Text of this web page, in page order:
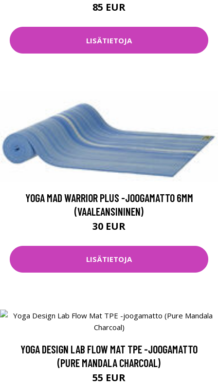
85 EUR
LISÄTIETOJA
YOGA MAD WARRIOR PLUS -JOOGAMATTO 6MM
(VAALEANSININEN)
30 EUR
LISÄTIETOJA
YOGA DESIGN LAB FLOW MAT TPE -JOOGAMATTO
(PURE MANDALA CHARCOAL)
55 EUR